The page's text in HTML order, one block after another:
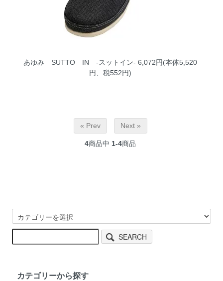
あゆみ SUTTO IN -スットイン- 6,072円(本体5,520
円、税552円)
« Prev Next »
4商品中 1-4商品
SEARCH
カテゴリーから探す